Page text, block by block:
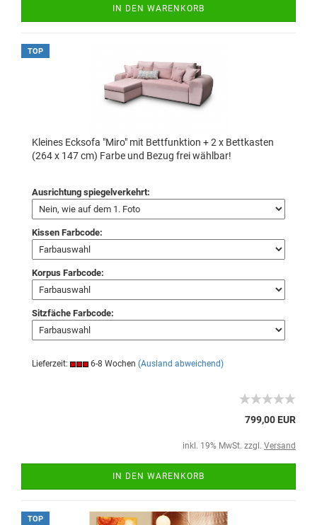
IN DEN WARENKORB
TOP
Kleines Ecksofa "Miro" mit Bettfunktion + 2 x Bettkasten
(264 x 147 cm) Farbe und Bezug frei wählbar!
Ausrichtung spiegelverkehrt:
Kissen Farbcode:
Korpus Farbcode:
Sitzfäche Farbcode:
Lieferzeit: 6-8 Wochen (Ausland abweichend)
799,00 EUR
inkl. 19% MwSt. zzgl. Versand
IN DEN WARENKORB
TOP